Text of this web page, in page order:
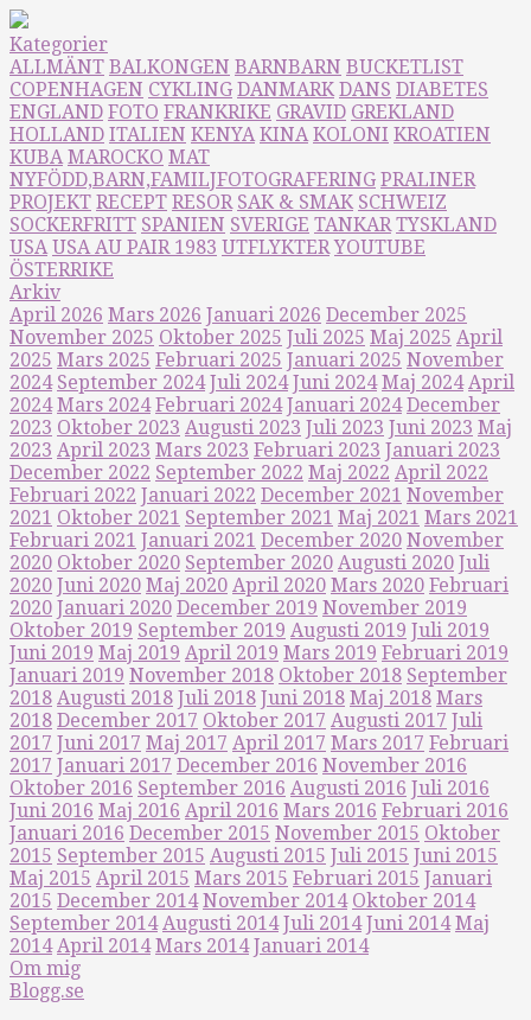
Kategorier
ALLMÄNT BALKONGEN BARNBARN BUCKETLIST
COPENHAGEN CYKLING DANMARK DANS DIABETES
ENGLAND FOTO FRANKRIKE GRAVID GREKLAND
HOLLAND ITALIEN KENYA KINA KOLONI KROATIEN
KUBA MAROCKO MAT
NYFÖDD,BARN,FAMILJFOTOGRAFERING PRALINER
PROJEKT RECEPT RESOR SAK & SMAK SCHWEIZ
SOCKERFRITT SPANIEN SVERIGE TANKAR TYSKLAND
USA USA AU PAIR 1983 UTFLYKTER YOUTUBE
ÖSTERRIKE
Arkiv
April 2026 Mars 2026 Januari 2026 December 2025
November 2025 Oktober 2025 Juli 2025 Maj 2025 April
2025 Mars 2025 Februari 2025 Januari 2025 November
2024 September 2024 Juli 2024 Juni 2024 Maj 2024 April
2024 Mars 2024 Februari 2024 Januari 2024 December
2023 Oktober 2023 Augusti 2023 Juli 2023 Juni 2023 Maj
2023 April 2023 Mars 2023 Februari 2023 Januari 2023
December 2022 September 2022 Maj 2022 April 2022
Februari 2022 Januari 2022 December 2021 November
2021 Oktober 2021 September 2021 Maj 2021 Mars 2021
Februari 2021 Januari 2021 December 2020 November
2020 Oktober 2020 September 2020 Augusti 2020 Juli
2020 Juni 2020 Maj 2020 April 2020 Mars 2020 Februari
2020 Januari 2020 December 2019 November 2019
Oktober 2019 September 2019 Augusti 2019 Juli 2019
Juni 2019 Maj 2019 April 2019 Mars 2019 Februari 2019
Januari 2019 November 2018 Oktober 2018 September
2018 Augusti 2018 Juli 2018 Juni 2018 Maj 2018 Mars
2018 December 2017 Oktober 2017 Augusti 2017 Juli
2017 Juni 2017 Maj 2017 April 2017 Mars 2017 Februari
2017 Januari 2017 December 2016 November 2016
Oktober 2016 September 2016 Augusti 2016 Juli 2016
Juni 2016 Maj 2016 April 2016 Mars 2016 Februari 2016
Januari 2016 December 2015 November 2015 Oktober
2015 September 2015 Augusti 2015 Juli 2015 Juni 2015
Maj 2015 April 2015 Mars 2015 Februari 2015 Januari
2015 December 2014 November 2014 Oktober 2014
September 2014 Augusti 2014 Juli 2014 Juni 2014 Maj
2014 April 2014 Mars 2014 Januari 2014
Om mig
Blogg.se